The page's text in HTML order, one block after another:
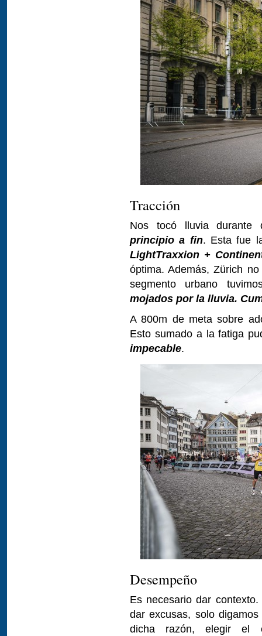
Tracción
Nos tocó lluvia
principio a fin. Esta fue
LightTraxxion +
óptima. Además, Zürich
segmento urbano
mojados por la lluvia.
A 800m de meta sobre
Esto sumado a la fatiga
impecable.
Desempeño
Es necesario dar
dar excusas, solo
dicha razón, elegir el